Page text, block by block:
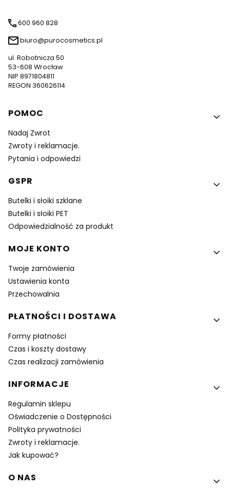
600 960 828
biuro@purocosmetics.pl
ul. Robotnicza 50
53-608 Wrocław
NIP 8971804811
REGON 360626114
Linki w stopce
POMOC
Nadaj Zwrot
Zwroty i reklamacje.
Pytania i odpowiedzi
GSPR
Butelki i słoiki szklane
Butelki i słoiki PET
Odpowiedzialność za produkt
MOJE KONTO
Twoje zamówienia
Ustawienia konta
Przechowalnia
PŁATNOŚCI I DOSTAWA
Formy płatności
Czas i koszty dostawy
Czas realizacji zamówienia
INFORMACJE
Regulamin sklepu
Oświadczenie o Dostępności
Polityka prywatności
Zwroty i reklamacje.
Jak kupować?
O NAS